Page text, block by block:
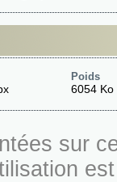
Poids
6054 Ko
sur